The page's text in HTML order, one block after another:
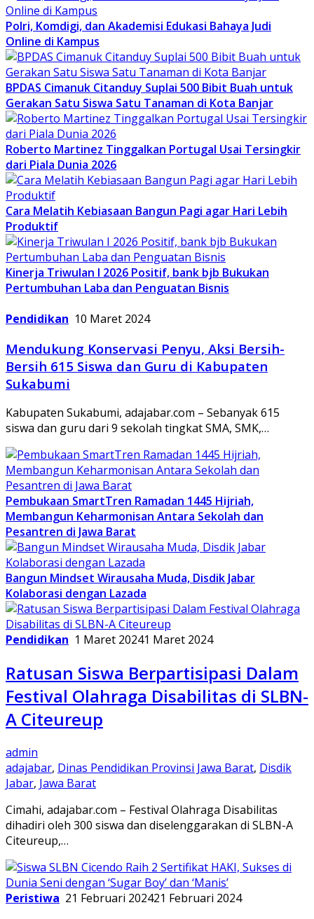
Polri, Komdigi, dan Akademisi Edukasi Bahaya Judi
Online di Kampus
BPDAS Cimanuk Citanduy Suplai 500 Bibit Buah untuk
Gerakan Satu Siswa Satu Tanaman di Kota Banjar
Roberto Martinez Tinggalkan Portugal Usai Tersingkir
dari Piala Dunia 2026
Cara Melatih Kebiasaan Bangun Pagi agar Hari Lebih
Produktif
Kinerja Triwulan I 2026 Positif, bank bjb Bukukan
Pertumbuhan Laba dan Penguatan Bisnis
Pendidikan 10 Maret 2024
Mendukung Konservasi Penyu, Aksi Bersih-
Bersih 615 Siswa dan Guru di Kabupaten
Sukabumi
Kabupaten Sukabumi, adajabar.com – Sebanyak 615
siswa dan guru dari 9 sekolah tingkat SMA, SMK,…
Pembukaan SmartTren Ramadan 1445 Hijriah,
Membangun Keharmonisan Antara Sekolah dan
Pesantren di Jawa Barat
Bangun Mindset Wirausaha Muda, Disdik Jabar
Kolaborasi dengan Lazada
Pendidikan 1 Maret 20241 Maret 2024
Ratusan Siswa Berpartisipasi Dalam
Festival Olahraga Disabilitas di SLBN-
A Citeureup
admin
adajabar, Dinas Pendidikan Provinsi Jawa Barat, Disdik
Jabar, Jawa Barat
Cimahi, adajabar.com – Festival Olahraga Disabilitas
dihadiri oleh 300 siswa dan diselenggarakan di SLBN-A
Citeureup,…
Peristiwa 21 Februari 202421 Februari 2024